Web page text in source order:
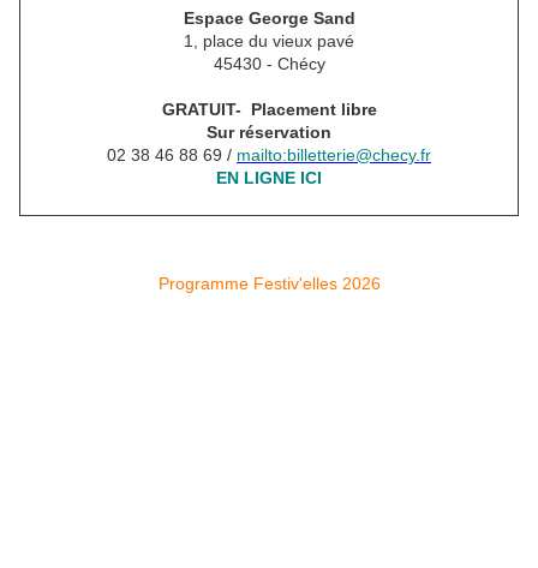
Espace George Sand
1, place du vieux pavé
45430 - Chécy
GRATUIT- Placement libre
Sur réservation
02 38 46 88 69 / mailto:billetterie@checy.fr
EN LIGNE ICI
Programme Festiv'elles 2026